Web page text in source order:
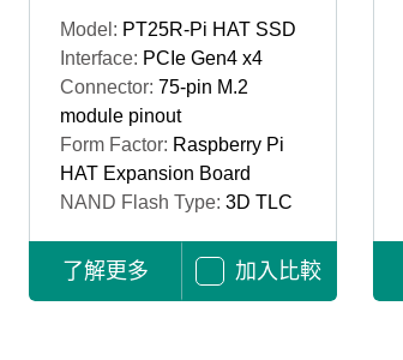
Model: PT25R-Pi HAT SSD
Interface: PCIe Gen4 x4
Connector: 75-pin M.2
module pinout
Form Factor: Raspberry Pi
HAT Expansion Board
NAND Flash Type: 3D TLC
了解更多 加入比較